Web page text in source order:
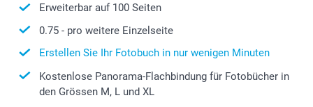
Erweiterbar auf 100 Seiten
0.75 - pro weitere Einzelseite
Erstellen Sie Ihr Fotobuch in nur wenigen Minuten
Kostenlose Panorama-Flachbindung für Fotobücher in
den Grössen M, L und XL